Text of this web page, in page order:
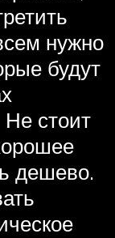
нужно
будут
стоит
дешево.